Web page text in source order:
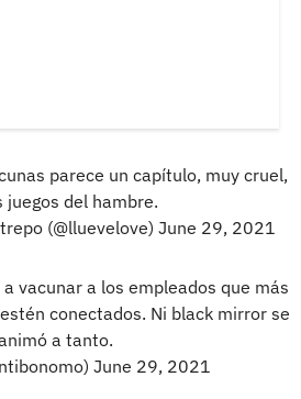
parece un capítulo, muy cruel,
juegos del hambre.
(@lluevelove) June 29, 2021
vacunar a los empleados que más
conectados. Ni black mirror se
a tanto.
June 29, 2021